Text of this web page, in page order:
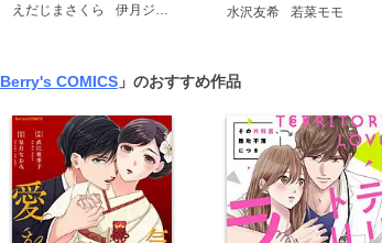
えだじまさくら 伊月ジュイ 水沢友希 若菜モモ
Berry's COMICS 」のおすすめ作品